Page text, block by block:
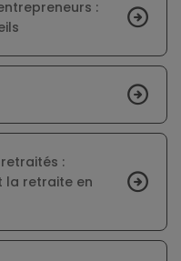
:
:
la retraite en